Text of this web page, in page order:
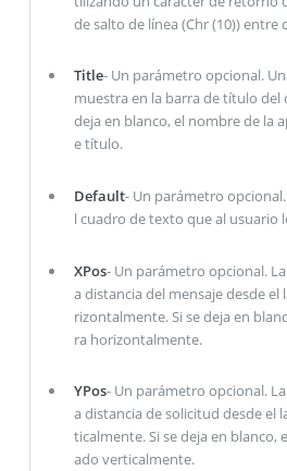
de salto de línea (Chr (10)) entre
Title- Un parámetro opcional.
muestra en la barra de título del
deja en blanco, el nombre de la
e título.
Default- Un parámetro
l cuadro de texto que al usuario
XPos- Un parámetro opcional.
a distancia del mensaje desde
rizontalmente. Si se deja en
ra horizontalmente.
YPos- Un parámetro opcional.
a distancia de solicitud desde el
ticalmente. Si se deja en
ado verticalmente.